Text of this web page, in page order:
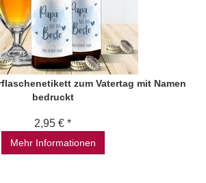
zum Vatertag mit Namen
bedruckt
2,95 € *
Mehr Informationen